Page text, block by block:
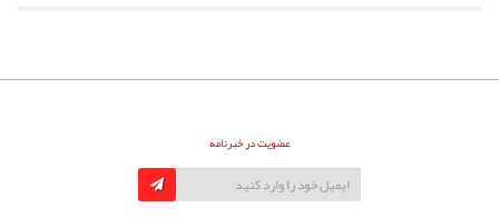
عضویت در خبرنامه